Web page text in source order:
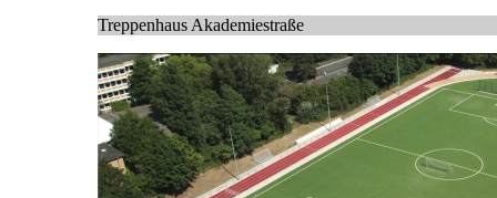
Treppenhaus Akademiestraße